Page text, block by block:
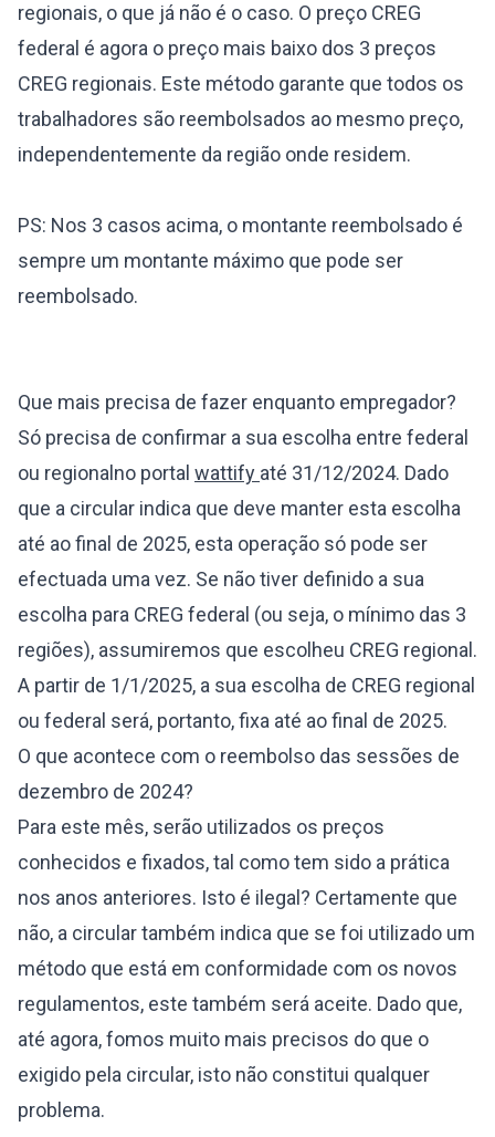
regionais, o que já não é o caso. O preço CREG
federal é agora o preço mais baixo dos 3 preços
CREG regionais. Este método garante que todos os
trabalhadores são reembolsados ao mesmo preço,
independentemente da região onde residem.
PS: Nos 3 casos acima, o montante reembolsado é
sempre um montante máximo que pode ser
reembolsado.
Que mais precisa de fazer enquanto empregador?
Só precisa de confirmar a sua escolha entre federal
ou regional no portal wattify até 31/12/2024. Dado
que a circular indica que deve manter esta escolha
até ao final de 2025, esta operação só pode ser
efectuada uma vez. Se não tiver definido a sua
escolha para CREG federal (ou seja, o mínimo das 3
regiões), assumiremos que escolheu CREG regional.
A partir de 1/1/2025, a sua escolha de CREG regional
ou federal será, portanto, fixa até ao final de 2025.
O que acontece com o reembolso das sessões de
dezembro de 2024?
Para este mês, serão utilizados os preços
conhecidos e fixados, tal como tem sido a prática
nos anos anteriores. Isto é ilegal? Certamente que
não, a circular também indica que se foi utilizado um
método que está em conformidade com os novos
regulamentos, este também será aceite. Dado que,
até agora, fomos muito mais precisos do que o
exigido pela circular, isto não constitui qualquer
problema.